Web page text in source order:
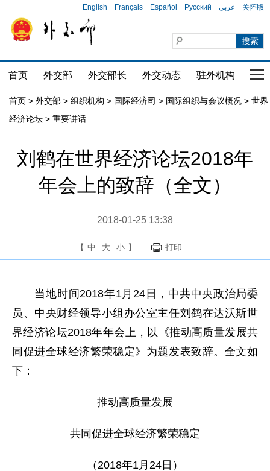
English Français Español Русский عربي 关怀版
首页 外交部 外交部长 外交动态 驻外机构 国
首页 > 外交部 > 组织机构 > 国际经济司 > 国际组织与会议概况 > 世界
经济论坛 > 重要讲话
刘鹤在世界经济论坛2018年
年会上的致辞（全文）
2018-01-25 13:38
【 中 大 小 】 打印
当地时间2018年1月24日，中共中央政治局委
员、中央财经领导小组办公室主任刘鹤在达沃斯世
界经济论坛2018年年会上，以《推动高质量发展共
同促进全球经济繁荣稳定》为题发表致辞。全文如
下：
推动高质量发展
共同促进全球经济繁荣稳定
（2018年1月24日）